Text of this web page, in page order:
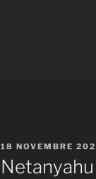
PUBLIÉ
LE
18 NOVEMBRE